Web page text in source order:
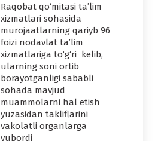
Raqobat qo‘mitasi ta’lim
xizmatlari sohasida
murojaatlarning qariyb 96
foizi nodavlat ta’lim
xizmatlariga to‘g‘ri kelib,
ularning soni ortib
borayotganligi sababli
sohada mavjud
muammolarni hal etish
yuzasidan takliflarini
vakolatli organlarga
yubordi